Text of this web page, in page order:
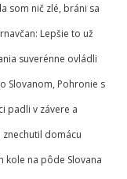
som nič zlé, bráni sa
Lepšie to už
suverénne ovládli
Slovanom, Pohronie s
padli v závere a
domácu
kole na pôde Slovana